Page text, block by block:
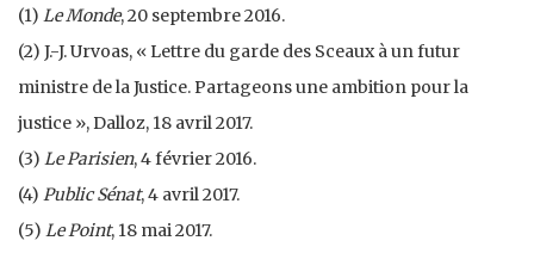
(1) Le Monde, 20 septembre 2016.
(2) J.-J. Urvoas, « Lettre du garde des Sceaux à un futur
ministre de la Justice. Partageons une ambition pour la
justice », Dalloz, 18 avril 2017.
(3) Le Parisien, 4 février 2016.
(4) Public Sénat, 4 avril 2017.
(5) Le Point, 18 mai 2017.